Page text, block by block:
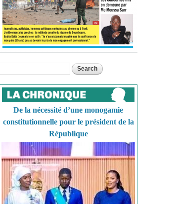
form
De la nécessité d’une monogamie
constitutionnelle pour le président de la
République